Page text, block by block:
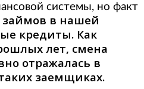
системы, но факт
займов в нашей
кредиты. Как
лет, смена
отражалась в
заемщиках.